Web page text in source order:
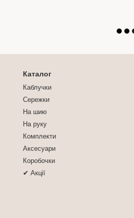
Каталог
Каблучки
Сережки
На шию
На руку
Комплекти
Аксесуари
Коробочки
✔ Акції